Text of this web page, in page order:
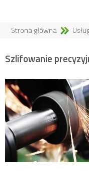
Strona główna
Szlifowanie